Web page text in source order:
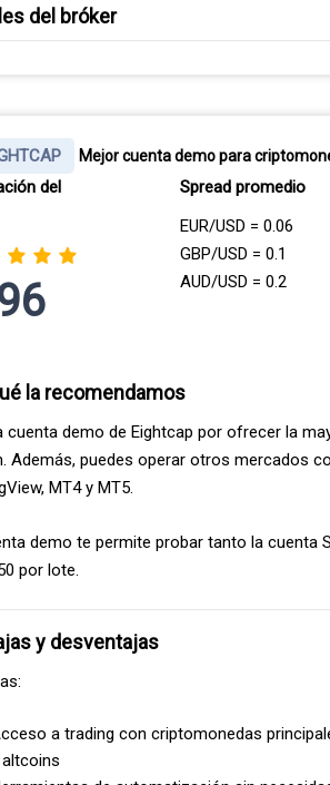
del bróker
Standard (sin comisiones, sólo
Razor (comisión de $3.50 por
pruebas, utilicé la cuenta Razor y me
analista, Ross Collins, respalda estos
que Pepperstone promedió 0.19
al considerar la comisión de $3.50 por
Mejor cuenta demo para
del
Spread promedio
EUR/USD = 0.06
GBP/USD = 0.1
AUD/USD = 0.2
la recomendamos
cuenta demo de Eightcap por ofrecer la
Además, puedes operar otros mercados
MT4 y MT5.
demo te permite probar tanto la cuenta
por lote.
y desventajas
a trading con criptomonedas